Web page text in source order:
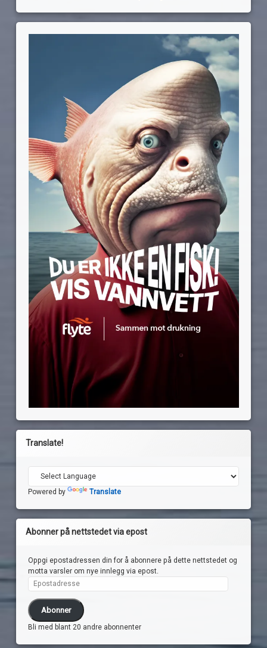
Translate!
Powered by Translate
Abonner på nettstedet via epost
Oppgi epostadressen din for å abonnere på dette nettstedet og
motta varsler om nye innlegg via epost.
Epostadresse
Abonner
Bli med blant 20 andre abonnenter